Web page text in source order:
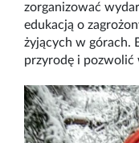
zorganizować
edukacją o
żyjących w górach.
przyrodę i pozwolić